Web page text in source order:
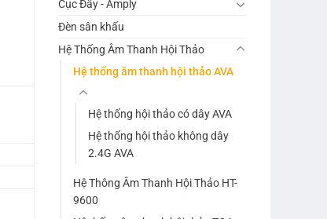
Cục Đẩy - Amply
Đèn sân khấu
Hệ Thống Âm Thanh Hội Thảo
Hệ thống âm thanh hội thảo AVA
Hệ thống hội thảo có dây AVA
Hệ thống hội thảo không dây
2.4G AVA
Hệ Thông Âm Thanh Hội Thảo HT-
9600